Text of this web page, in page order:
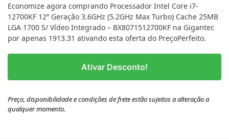
Economize agora comprando Processador Intel Core i7-
12700KF 12ª Geração 3.6GHz (5.2GHz Max Turbo) Cache 25MB
LGA 1700 S/ Vídeo Integrado – BX8071512700KF na Gigantec
por apenas 1913.31 ativando esta oferta do PreçoPerfeito.
Ativar Desconto!
Preço, disponibilidade e condições de frete estão sujeitos a alteração a
qualquer momento.